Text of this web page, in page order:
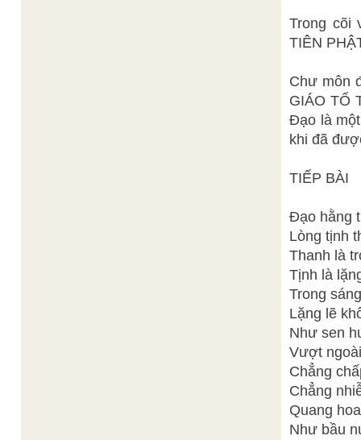
Trong cõi
TIÊN
Chư môn
GIÁO TỔ
Đạo là
khi đã
TIẾP BÀI
Đạo hằng
Lòng tịnh
Thanh là
Tịnh là
Trong
Lặng lẽ
Như sen
Vượt
Chẳng
Chẳng
Quang
Như bầu